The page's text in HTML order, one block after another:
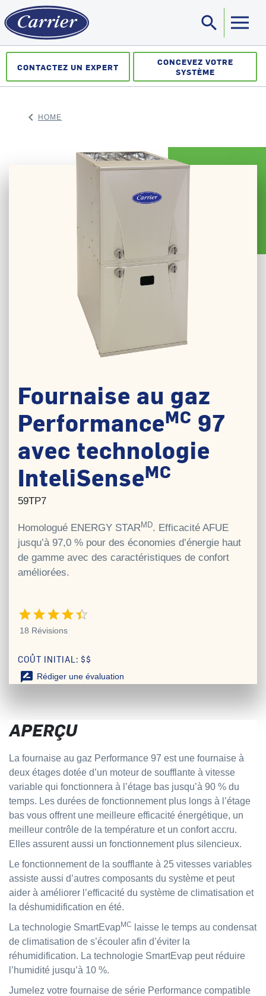
search
CONTACTEZ UN EXPERT
CONCEVEZ VOTRE
SYSTÈME
keyboard_arrow_left HOME
Fournaise au gaz
PerformanceMC 97
avec technologie
InteliSenseMC
59TP7
Homologué ENERGY STARMD. Efficacité AFUE
jusqu’à 97,0 % pour des économies d’énergie haut
de gamme avec des caractéristiques de confort
améliorées.
4.4 étoiles sur 5
18 Révisions
COÛT INITIAL: $$
rate_review Rédiger une évaluation
APERÇU
La fournaise au gaz Performance 97 est une fournaise à
deux étages dotée d’un moteur de soufflante à vitesse
variable qui fonctionnera à l’étage bas jusqu’à 90 % du
temps. Les durées de fonctionnement plus longs à l’étage
bas vous offrent une meilleure efficacité énergétique, un
meilleur contrôle de la température et un confort accru.
Elles assurent aussi un fonctionnement plus silencieux.
Le fonctionnement de la soufflante à 25 vitesses variables
assiste aussi d’autres composants du système et peut
aider à améliorer l’efficacité du système de climatisation et
la déshumidification en été.
La technologie SmartEvapMC
laisse le temps au condensat
de climatisation de s’écouler afin d’éviter la
réhumidification. La technologie SmartEvap peut réduire
l’humidité jusqu’à 10 %.
Jumelez votre fournaise de série Performance compatible